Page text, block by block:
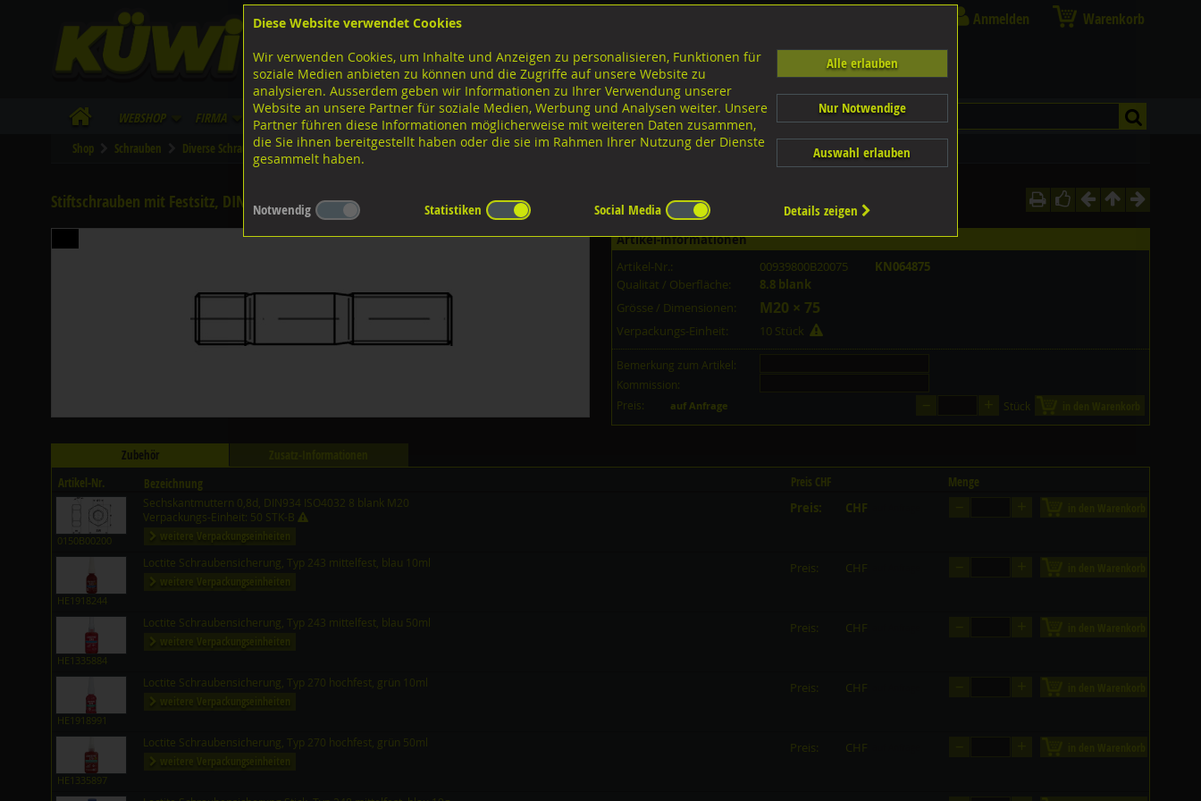
Lagerstrasse 8
Tel. 043 455 20 30
FB
IG
WebShop Firma Lieferinfo Infos/Downloads
Anmelden Warenkorb
Shop Schrauben Diverse Schrauben M-Gewinde Diverse Ausführungen M-Gewinde Stiftschrauben 1,25d 8.8 blank
Stiftschrauben mit Festsitz, DIN939 8.8 blank M20x75
Artikel-Informationen
Artikel-Nr.:
00939800B20075
KN064875
Qualität / Oberfläche:
8.8 blank
Grösse / Dimensionen:
M20 × 75
Verpackungs-Einheit: 10 Stück
Bemerkung zum Artikel:
Kommission:
Preis:
auf Anfrage Stück
Zubehör
Artikel-Nr.
Bezeichnung Preis CHF Menge
0150B00200
Sechskantmuttern 0,8d, DIN934 ISO4032 8 blank M20
Verpackungs-Einheit: 50 STK-B
weitere Verpackungseinheiten
Preis: CHF
HE1918244
Loctite Schraubensicherung, Typ 243 mittelfest, blau 10ml
weitere Verpackungseinheiten
Preis: CHF
HE1335884
Loctite Schraubensicherung, Typ 243 mittelfest, blau 50ml
weitere Verpackungseinheiten
Preis: CHF
HE1918991
Loctite Schraubensicherung, Typ 270 hochfest, grün 10ml
weitere Verpackungseinheiten
Preis: CHF
HE1335897
Loctite Schraubensicherung, Typ 270 hochfest, grün 50ml
weitere Verpackungseinheiten
Preis: CHF
Diese Website verwendet Cookies
Wir verwenden Cookies, um Inhalte und Anzeigen zu personalisieren, Funktionen für
soziale Medien anbieten zu können und die Zugriffe auf unsere Website zu
analysieren. Ausserdem geben wir Informationen zu Ihrer Verwendung unserer
Website an unsere Partner für soziale Medien, Werbung und Analysen weiter. Unsere
Partner führen diese Informationen möglicherweise mit weiteren Daten zusammen,
die Sie ihnen bereitgestellt haben oder die sie im Rahmen Ihrer Nutzung der Dienste
gesammelt haben.
Alle erlauben
Nur Notwendige
Auswahl erlauben
Notwendig Statistiken Social Media Details zeigen